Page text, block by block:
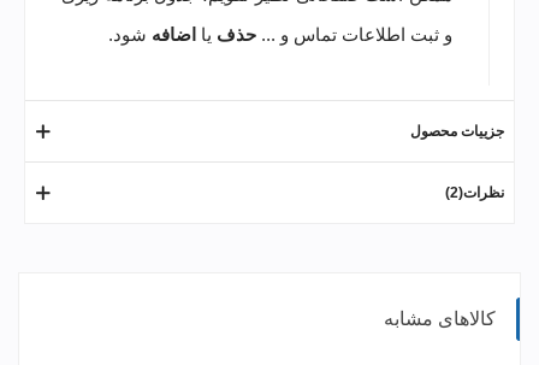
و ثبت اطلاعات تماس و ... حذف یا اضافه شود.
جزییات محصول
نظرات(2)
کالاهای مشابه